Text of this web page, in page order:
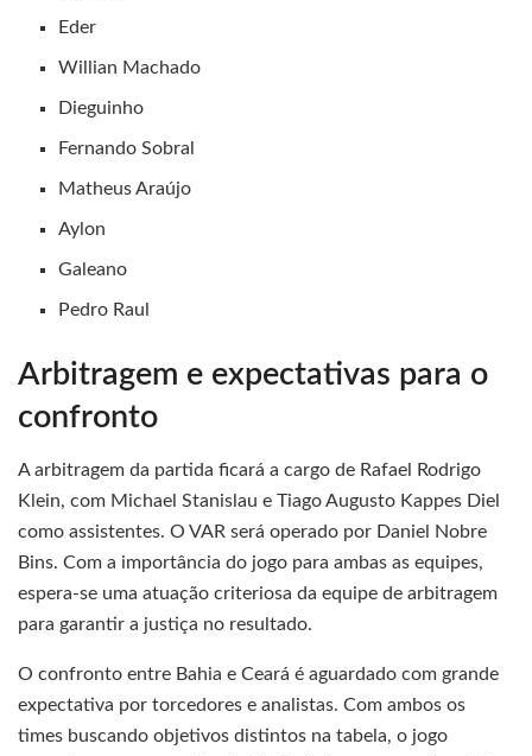
Eder
Willian Machado
Dieguinho
Fernando Sobral
Matheus Araújo
Aylon
Galeano
Pedro Raul
Arbitragem e expectativas para o
confronto
A arbitragem da partida ficará a cargo de Rafael Rodrigo
Klein, com Michael Stanislau e Tiago Augusto Kappes Diel
como assistentes. O VAR será operado por Daniel Nobre
Bins. Com a importância do jogo para ambas as equipes,
espera-se uma atuação criteriosa da equipe de arbitragem
para garantir a justiça no resultado.
O confronto entre Bahia e Ceará é aguardado com grande
expectativa por torcedores e analistas. Com ambos os
times buscando objetivos distintos na tabela, o jogo